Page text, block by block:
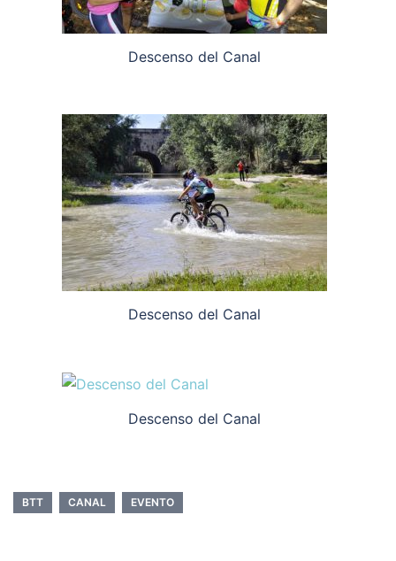
Descenso del Canal
Descenso del Canal
Descenso del Canal
BTT CANAL EVENTO